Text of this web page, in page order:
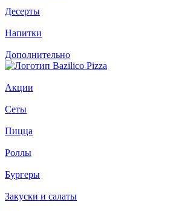
Десерты
Напитки
Дополнительно
Акции
Сеты
Пицца
Роллы
Бургеры
Закуски и салаты